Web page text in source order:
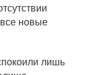
новые
лишь